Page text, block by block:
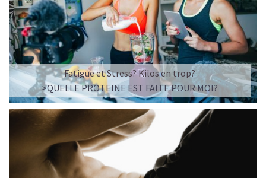
Imaginez un caramel fondant qui se mêle à un café
frappé crémeux, sans sucre raffiné et boosté en
protéines végétales.
C’est la boisson plaisir par excellence — celle qui
réconcilie dessert glacé et nutrition.
Résultat : un corps rassasié, une énergie durable, et zéro
fringale. Pour les gourmands qui veulent se faire plaisir
sans sacrifier leurs objectifs.
Découvrir le Café frappé au Caramel Protéiné
🍫 MOCHA GLACÉ PROTÉINÉ
Fatigue et Stress? Kilos en trop?
>QUELLE PROTEINE EST FAITE POUR MOI?